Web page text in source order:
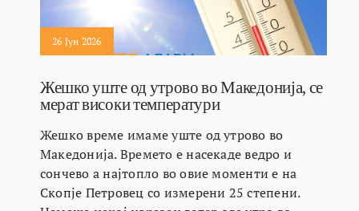
26 Јун 2026
Жешко уште од утрово во Македонија, се
мерат високи температури
Жешко време имаме уште од утрово во
Македонија. Времето е насекаде ведро и
сончево а најтопло во овие моменти е на
Скопје Петровец со измерени 25 степени.